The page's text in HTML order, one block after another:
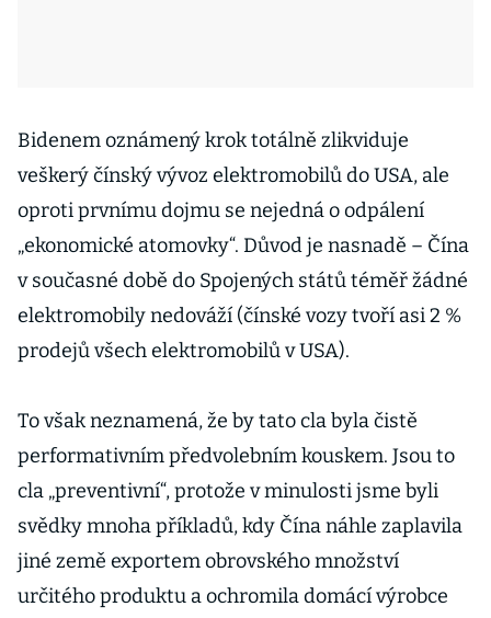
Bidenem oznámený krok totálně zlikviduje
veškerý čínský vývoz elektromobilů do USA, ale
oproti prvnímu dojmu se nejedná o odpálení
„ekonomické atomovky“. Důvod je nasnadě – Čína
v současné době do Spojených států téměř žádné
elektromobily nedováží (čínské vozy tvoří asi 2 %
prodejů všech elektromobilů v USA).
To však neznamená, že by tato cla byla čistě
performativním předvolebním kouskem. Jsou to
cla „preventivní“, protože v minulosti jsme byli
svědky mnoha příkladů, kdy Čína náhle zaplavila
jiné země exportem obrovského množství
určitého produktu a ochromila domácí výrobce